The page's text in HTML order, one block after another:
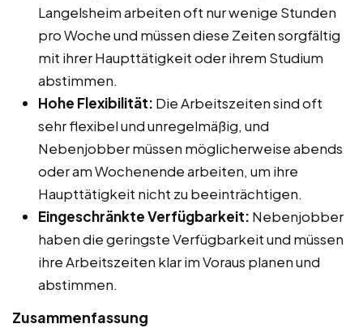
Langelsheim arbeiten oft nur wenige Stunden
pro Woche und müssen diese Zeiten sorgfältig
mit ihrer Haupttätigkeit oder ihrem Studium
abstimmen.
Hohe Flexibilität: Die Arbeitszeiten sind oft
sehr flexibel und unregelmäßig, und
Nebenjobber müssen möglicherweise abends
oder am Wochenende arbeiten, um ihre
Haupttätigkeit nicht zu beeinträchtigen.
Eingeschränkte Verfügbarkeit: Nebenjobber
haben die geringste Verfügbarkeit und müssen
ihre Arbeitszeiten klar im Voraus planen und
abstimmen.
Zusammenfassung